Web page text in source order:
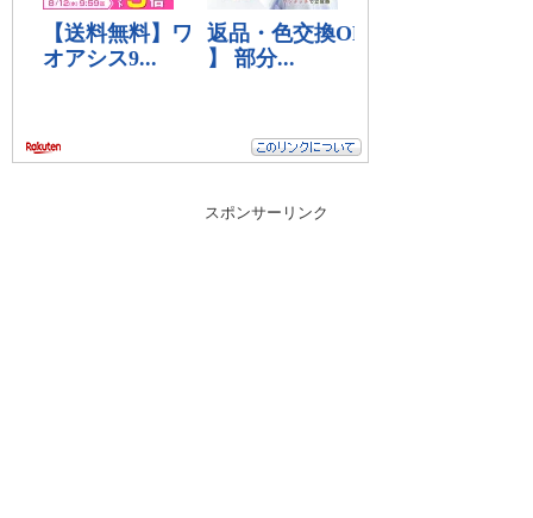
スポンサーリンク